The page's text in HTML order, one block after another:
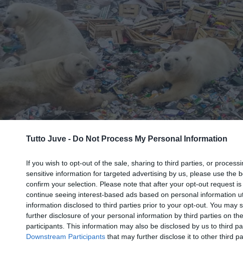
Tutto Juve - Do Not Process My Personal Information
If you wish to opt-out of the sale, sharing to third parties, or
sensitive information for targeted advertising by us, please use the
confirm your selection. Please note that after your opt-out request
continue seeing interest-based ads based on personal information
information disclosed to third parties prior to your opt-out. You may
further disclosure of your personal information by third parties on
participants. This information may also be disclosed by us to third
Downstream Participants that may further disclose it to other third